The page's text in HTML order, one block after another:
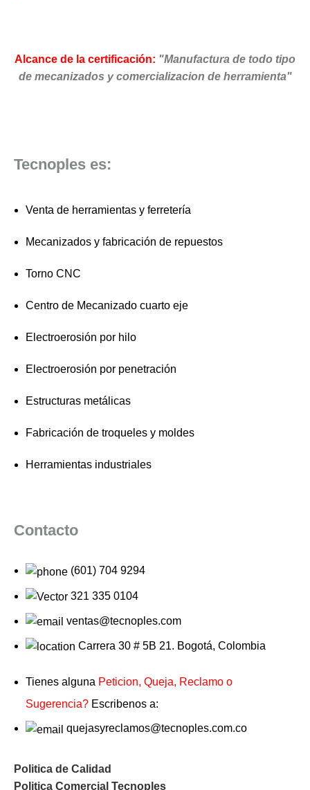
Alcance de la certificación: "Manufactura de todo tipo
de mecanizados y comercializacion de herramienta"
Tecnoples es:
Venta de herramientas y ferretería
Mecanizados y fabricación de repuestos
Torno CNC
Centro de Mecanizado cuarto eje
Electroerosión por hilo
Electroerosión por penetración
Estructuras metálicas
Fabricación de troqueles y moldes
Herramientas industriales
Contacto
(601) 704 9294
321 335 0104
ventas@tecnoples.com
Carrera 30 # 5B 21. Bogotá, Colombia
Tienes alguna Peticion, Queja, Reclamo o
Sugerencia? Escribenos a:
quejasyreclamos@tecnoples.com.co
Politica de Calidad
Politica Comercial Tecnoples